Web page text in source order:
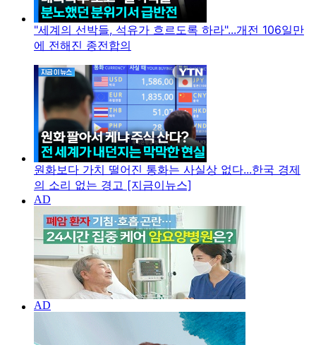
"세계의 선박들, 석유가 흐르도록 하라"...개전 106일만
에 전해진 종전합의
원화보다 가치 떨어진 통화는 사실상 없다...한국 경제
의 소리 없는 경고 [지금이뉴스]